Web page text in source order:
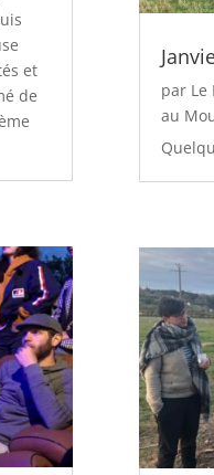
et
de
par Le
au